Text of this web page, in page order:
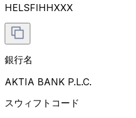
HELSFIHHXXX
銀行名
AKTIA BANK P.L.C.
スウィフトコード